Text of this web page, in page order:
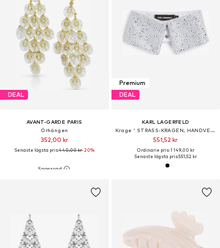
DEAL
AVANT-GARDE PARIS
Örhängen
352,00 kr
Senaste lägsta pris:440,00 kr-20%
Premium
DEAL
KARL LAGERFELD
Krage ' STRASS-KRAGEN, HANDVERLESEN VON HUN KIM '
551,52 kr
Ordinarie pris: 1 149,00 kr
Senaste lägsta pris:551,52 kr